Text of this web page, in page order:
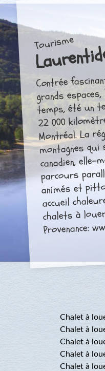
Tourisme
Contrée
grands
temps, été un
22 000
Montréal. La
montagnes
canadien,
parcours
animés et
accueil
chalets à
Provenance:
Chalet à
Chalet à
Chalet à
Chalet à
Chalet à